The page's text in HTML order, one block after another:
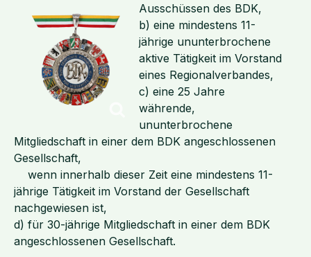
Ausschüssen des BDK,
b) eine mindestens 11-
jährige ununterbrochene
aktive Tätigkeit im Vorstand
eines Regionalverbandes,
c) eine 25 Jahre
währende,
ununterbrochene
Mitgliedschaft in einer dem BDK angeschlossenen
Gesellschaft,
wenn innerhalb dieser Zeit eine mindestens 11-
jährige Tätigkeit im Vorstand der Gesellschaft
nachgewiesen ist,
d) für 30-jährige Mitgliedschaft in einer dem BDK
angeschlossenen Gesellschaft.